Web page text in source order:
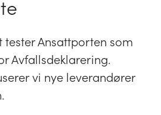
Ansattporten som
Avfallsdeklarering.
vi nye leverandører